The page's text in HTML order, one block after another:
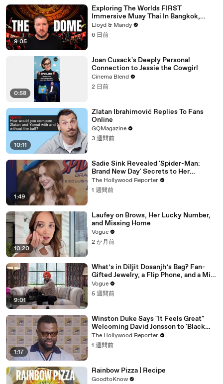
9:05
Exploring The Worlds FIRST
Immersive Muay Thai In Bangkok,
Thailand (Rajadamnern Stadium)
Lloyd & Mandy
6 日前
0:58
Joan Cusack's Deeply Personal
Connection to Jessie the Cowgirl
Cinema Blend
2 日前
10:11
Zlatan Ibrahimović Replies To Fans
Online
GQMagazine
3 週間前
1:49
Sadie Sink Revealed 'Spider-Man:
Brand New Day' Secrets to Her
'Stranger Things' Cast Mates | THR
Video
The Hollywood Reporter
1 週間前
10:20
Laufey on Brows, Her Lucky Number,
and Missing Home
Vogue
2 か月前
9:01
What’s in Diljit Dosanjh’s Bag? Fan-
Gifted Jewelry, a Flip Phone, and a Milk
Frother
Vogue
5 週間前
1:17
Winston Duke Says "It Feels Great"
Welcoming David Jonsson to 'Black
Panther' | SDCC 2026
The Hollywood Reporter
1 週間前
Rainbow Pizza | Recipe
GoodtoKnow